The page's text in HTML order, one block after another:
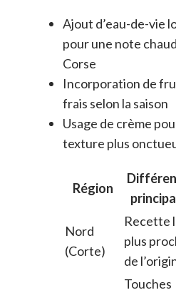
Ajout d’eau-de-vie
pour une note
Corse
Incorporation de
frais selon la saison
Usage de crème
texture plus
Région
Nord
(Corte)
Recette
plus
de
Touches